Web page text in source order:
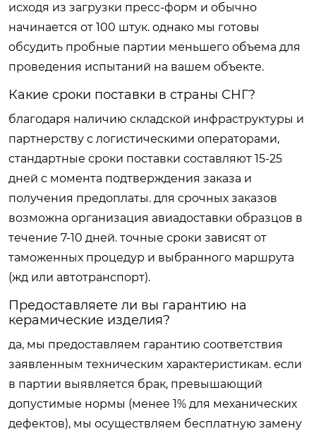
исходя из загрузки пресс-форм и обычно
начинается от 100 штук. однако мы готовы
обсудить пробные партии меньшего объема для
проведения испытаний на вашем объекте.
Какие сроки поставки в страны СНГ?
благодаря наличию складской инфраструктуры и
партнерству с логистическими операторами,
стандартные сроки поставки составляют 15-25
дней с момента подтверждения заказа и
получения предоплаты. для срочных заказов
возможна организация авиадоставки образцов в
течение 7-10 дней. точные сроки зависят от
таможенных процедур и выбранного маршрута
(жд или автотранспорт).
Предоставляете ли вы гарантию на
керамические изделия?
да, мы предоставляем гарантию соответствия
заявленным техническим характеристикам. если
в партии выявляется брак, превышающий
допустимые нормы (менее 1% для механических
дефектов), мы осуществляем бесплатную замену